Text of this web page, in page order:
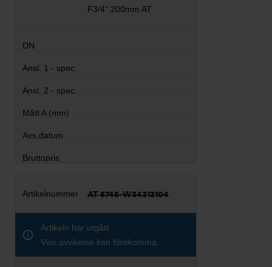
F3/4" 200mm AT
AT 5745-W34313104
Artikeln har utgått
Viss avvikelse kan förekomma